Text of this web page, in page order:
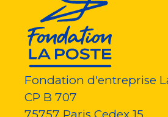
Fondation d'entreprise
CP B 707
75757 Paris Cedex 15